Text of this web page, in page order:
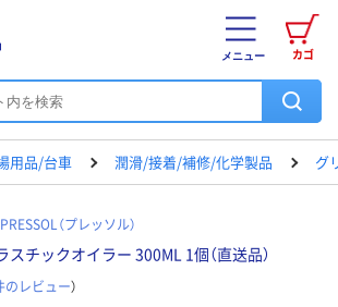
カゴ
メニュー
用品/台車 潤滑/接着/補修/化学製品 グ
PRESSOL（プレッソル）
スチックオイラー 300ML 1個（直送品）
のレビュー）